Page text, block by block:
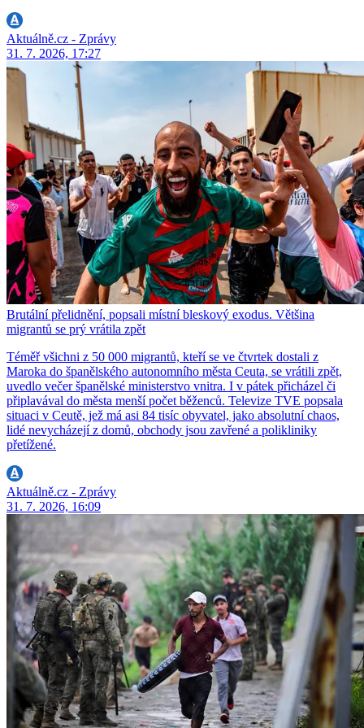
Aktuálně.cz - Zprávy
31. 7. 2026, 17:27
Brutální přelidnění, popsali místní bleskový exodus. Většina
migrantů se prý vrátila zpět
Téměř všichni z 50 000 migrantů, kteří se ve čtvrtek dostali z
Maroka do španělského autonomního města Ceuta, se vrátili zpět,
uvedlo večer španělské ministerstvo vnitra. I v pátek přicházel či
připlavával do města menší počet běženců. Televize TVE popsala
situaci v Ceutě, jež má asi 84 tisíc obyvatel, jako absolutní chaos,
lidé nevycházejí z domů, obchody jsou zavřené a polikliniky
přetížené.
Aktuálně.cz - Zprávy
31. 7. 2026, 16:09